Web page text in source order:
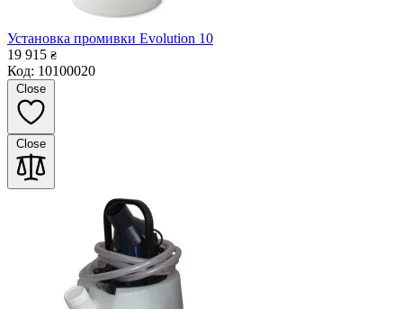
Установка промивки Evolution 10
19 915 ₴
Код: 10100020
Close
Close